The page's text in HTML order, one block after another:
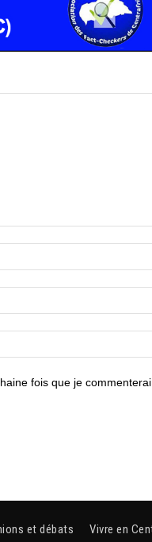
fois que je commenterai.
et débats Vivre en